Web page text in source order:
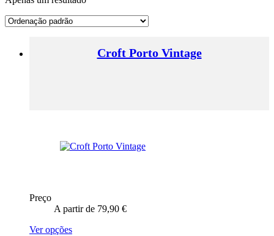
Croft Porto Vintage
Preço
A partir de 79,90 €
Ver opçõesThis